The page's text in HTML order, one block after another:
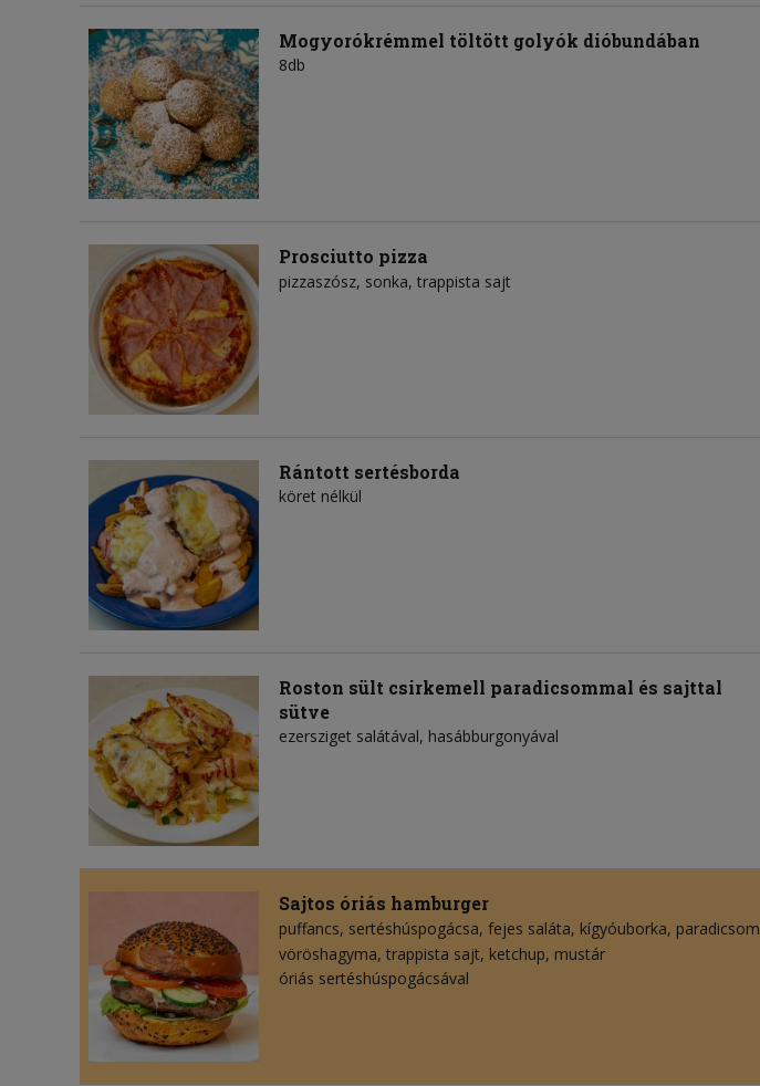
Mogyorókrémmel töltött golyók dióbundában
8db
Prosciutto pizza
pizzaszósz sonka trappista sajt
Rántott sertésborda
köret nélkül
Roston sült csirkemell paradicsommal és sajttal
sütve
ezersziget salátával, hasábburgonyával
Sajtos óriás hamburger
puffancs sertéshúspogácsa fejes saláta kígyóuborka paradicsom
vöröshagyma trappista sajt ketchup mustár
óriás sertéshúspogácsával